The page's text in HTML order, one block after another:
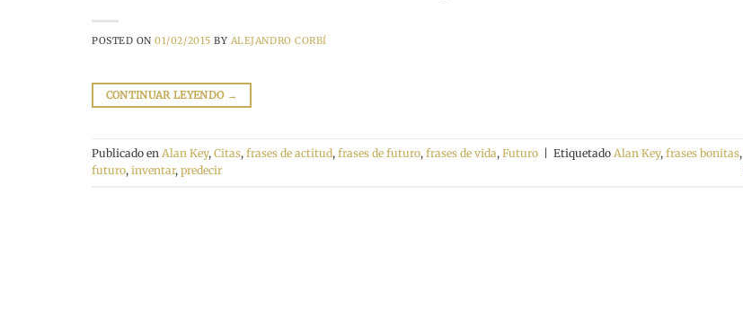
POSTED ON01/02/2015 BY ALEJANDRO CORBÍ
CONTINUAR LEYENDO →
Publicado en Alan Key, Citas, frases de actitud, frases de futuro, frases de vida, Futuro Etiquetado Alan Key, frases bonitas,
futuro, inventar, predecir